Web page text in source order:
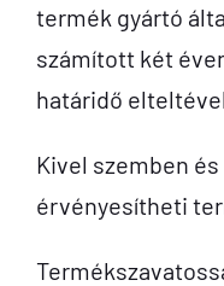
termék gyártó
számított két
határidő
Kivel szemben
érvényesítheti